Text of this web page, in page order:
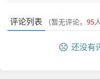
评论列表 （暂无评论， 95
还没有